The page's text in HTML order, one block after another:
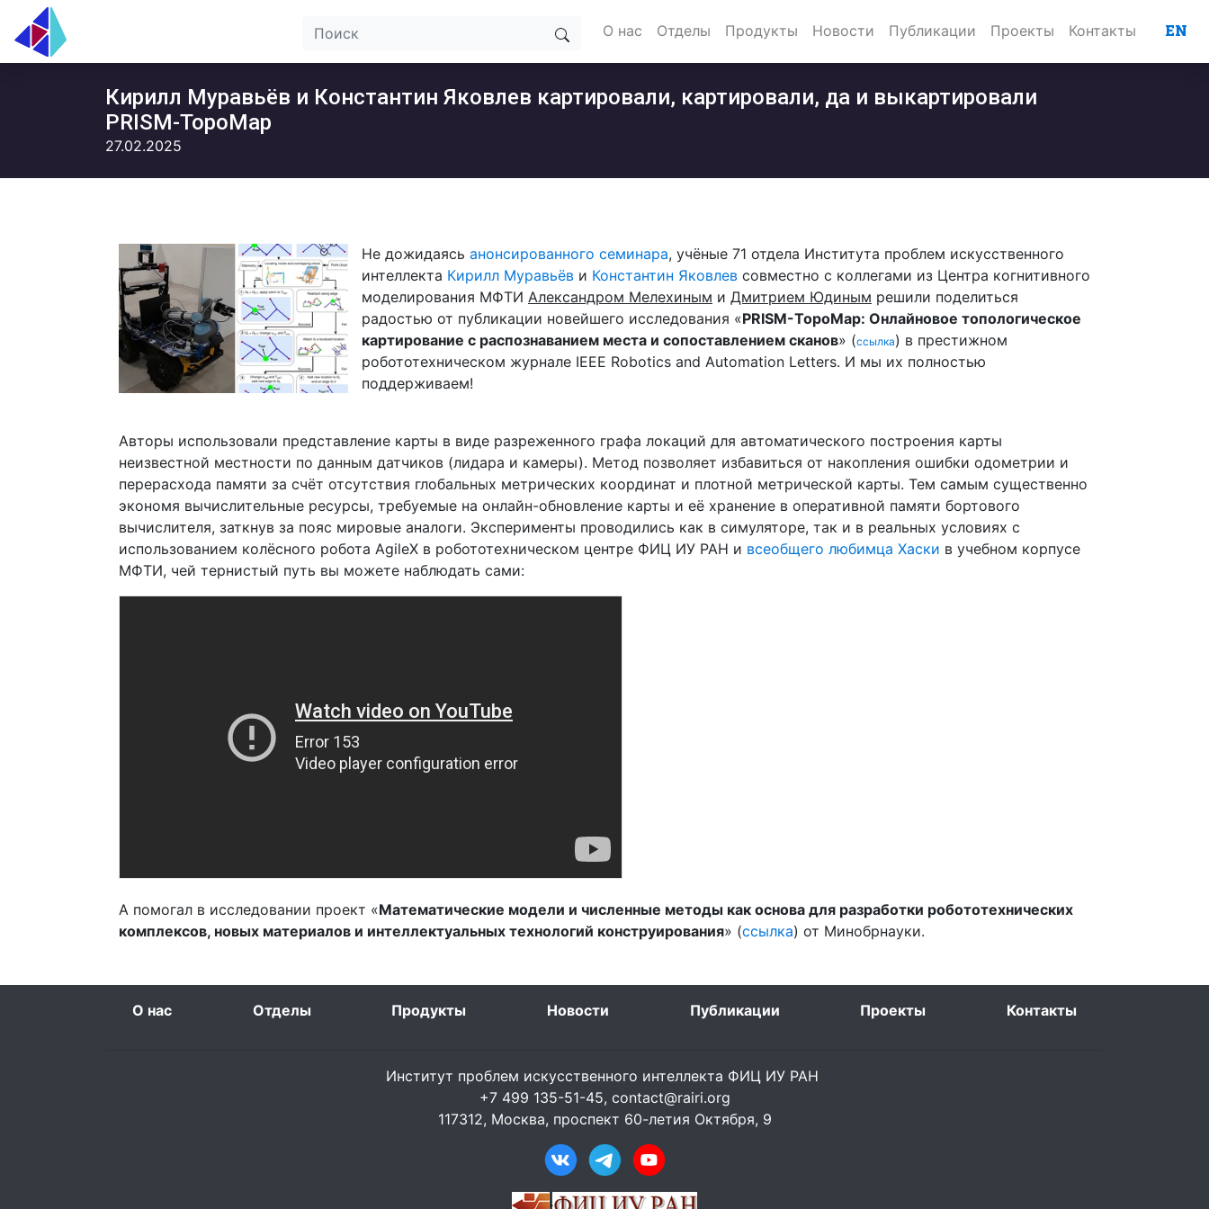
О нас Отделы Продукты Новости Публикации Проекты Контакты EN
Кирилл Муравьёв и Константин Яковлев картировали, картировали, да и выкартировали
PRISM-TopoMap
27.02.2025
Не дожидаясь анонсированного семинара, учёные 71 отдела Института проблем искусственного
интеллекта Кирилл Муравьёв и Константин Яковлев совместно с коллегами из Центра когнитивного
моделирования МФТИ Александром Мелехиным и Дмитрием Юдиным решили поделиться
радостью от публикации новейшего исследования «PRISM-TopoMap: Онлайновое топологическое
картирование с распознаванием места и сопоставлением сканов» (ссылка) в престижном
робототехническом журнале IEEE Robotics and Automation Letters. И мы их полностью
поддерживаем!
Авторы использовали представление карты в виде разреженного графа локаций для автоматического построения карты
неизвестной местности по данным датчиков (лидара и камеры). Метод позволяет избавиться от накопления ошибки одометрии и
перерасхода памяти за счёт отсутствия глобальных метрических координат и плотной метрической карты. Тем самым существенно
экономя вычислительные ресурсы, требуемые на онлайн-обновление карты и её хранение в оперативной памяти бортового
вычислителя, заткнув за пояс мировые аналоги. Эксперименты проводились как в симуляторе, так и в реальных условиях с
использованием колёсного робота AgileX в робототехническом центре ФИЦ ИУ РАН и всеобщего любимца Хаски в учебном корпусе
МФТИ, чей тернистый путь вы можете наблюдать сами:
А помогал в исследовании проект «Математические модели и численные методы как основа для разработки робототехнических
комплексов, новых материалов и интеллектуальных технологий конструирования» (ссылка) от Минобрнауки.
О нас Отделы Продукты Новости Публикации Проекты Контакты
Институт проблем искусственного интеллекта ФИЦ ИУ РАН
+7 499 135-51-45, contact@rairi.org
117312, Москва, проспект 60-летия Октября, 9